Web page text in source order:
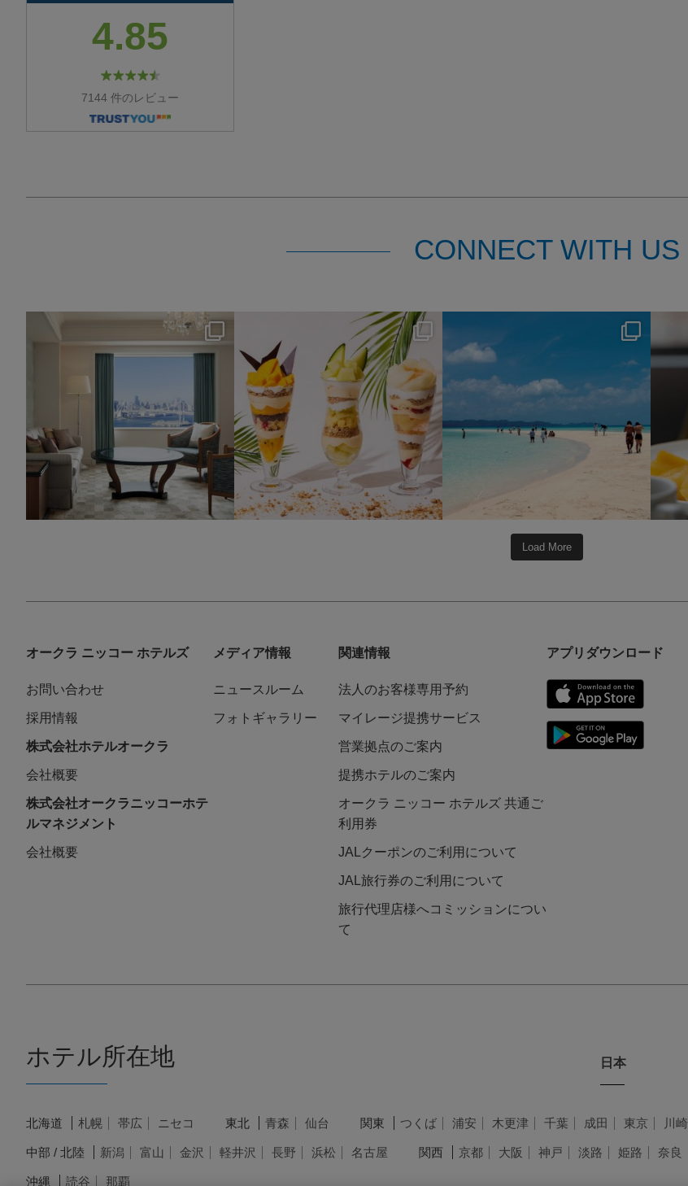
4.85
7144 件のレビュー
CONNECT WITH US
8月 7
115 0
nikko_hotels
8月 4
174 1
Load More
オークラ ニッコー ホテルズ
お問い合わせ
採用情報
株式会社ホテルオークラ
会社概要
株式会社オークラニッコーホテ
ルマネジメント
会社概要
メディア情報
ニュースルーム
フォトギャラリー
関連情報
法人のお客様専用予約
マイレージ提携サービス
営業拠点のご案内
提携ホテルのご案内
オークラ ニッコー ホテルズ 共通ご
利用券
JALクーポンのご利用について
JAL旅行券のご利用について
旅行代理店様へコミッションについ
て
アプリダウンロード
ホテル所在地 日本
北海道 札幌 帯広 ニセコ 東北 青森 仙台 関東 つくば 浦安 木更津 千葉 成田 東京 川崎
中部 / 北陸 新潟 富山 金沢 軽井沢 長野 浜松 名古屋 関西 京都 大阪 神戸 淡路 姫路 奈良
沖縄 読谷 那覇